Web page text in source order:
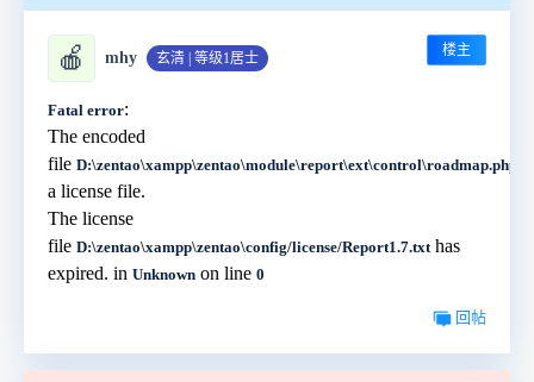
🍎 mhy 玄清 | 等级1居士 楼主
Fatal error:
The encoded
file D:\zentao\xampp\zentao\module\report\ext\control\roadmap.php
a license file.
The license
file D:\zentao\xampp\zentao\config/license/Report1.7.txt has
expired. in Unknown on line 0
回帖